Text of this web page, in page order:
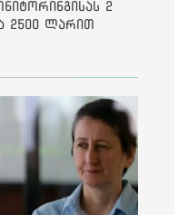
2
2500 ლარით